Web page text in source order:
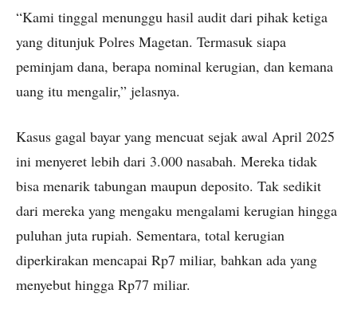
“Kami tinggal menunggu hasil audit dari pihak ketiga
yang ditunjuk Polres Magetan. Termasuk siapa
peminjam dana, berapa nominal kerugian, dan kemana
uang itu mengalir,” jelasnya.
Kasus gagal bayar yang mencuat sejak awal April 2025
ini menyeret lebih dari 3.000 nasabah. Mereka tidak
bisa menarik tabungan maupun deposito. Tak sedikit
dari mereka yang mengaku mengalami kerugian hingga
puluhan juta rupiah. Sementara, total kerugian
diperkirakan mencapai Rp7 miliar, bahkan ada yang
menyebut hingga Rp77 miliar.